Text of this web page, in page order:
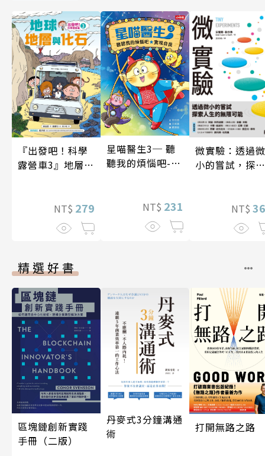
『出發吧！科學
露營車3』地層與
NT$ 279
星喵醫生3─ 聽
聽我的煩惱吧-實
NT$ 231
微實驗：透過微
小的嘗試，探索
NT$
精選好書
區塊鏈創新實踐
手冊（二版）
丹麥式3分鐘溝通
術
打開無路之路